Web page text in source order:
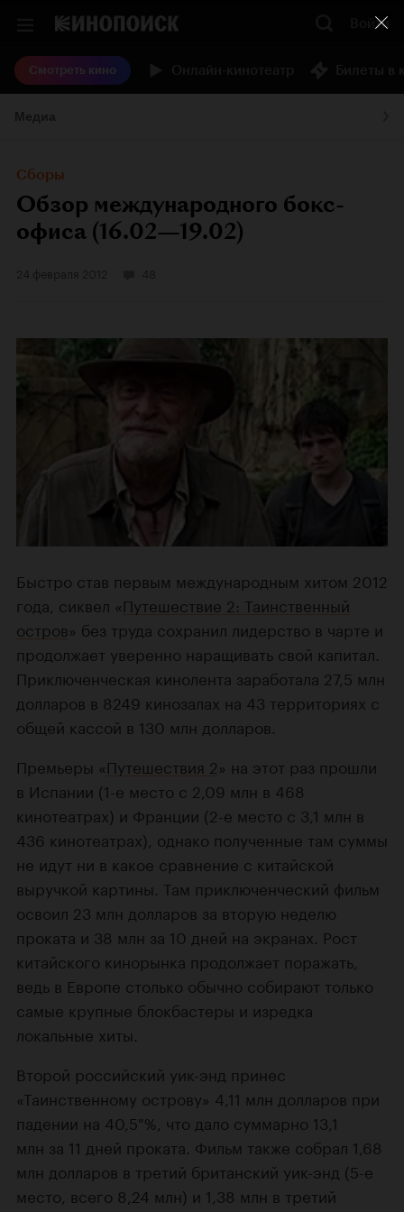
Войти
Смотреть кино
Сборы
Обзор международного бокс-
офиса (16.02—19.02)
Быстро став первым международным хитом 2012
года, сиквел «Путешествие 2: Таинственный
остров» без труда сохранил лидерство в чарте и
продолжает уверенно наращивать свой капитал.
Приключенческая кинолента заработала 27,5 млн
долларов в 8249 кинозалах на 43 территориях с
общей кассой в 130 млн долларов.
Премьеры «Путешествия 2» на этот раз прошли
в Испании (1-е место с 2,09 млн в 468
кинотеатрах) и Франции (2-е место с 3,1 млн в
436 кинотеатрах), однако полученные там суммы
не идут ни в какое сравнение с китайской
выручкой картины. Там приключенческий фильм
освоил 23 млн долларов за вторую неделю
проката и 38 млн за 10 дней на экранах. Рост
китайского кинорынка продолжает поражать,
ведь в Европе столько обычно собирают только
самые крупные блокбастеры и изредка
локальные хиты.
Второй российский уик-энд принес
«Таинственному острову» 4,11 млн долларов при
падении на 40,5 %, что дало суммарно 13,1
млн за 11 дней проката. Фильм также собрал 1,68
млн долларов в третий британский уик-энд (5-е
место, всего 8,24 млн) и 1,38 млн в третий